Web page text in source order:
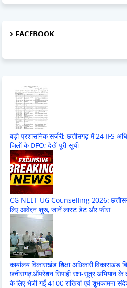
FACEBOOK
बड़ी प्रशासनिक सर्जरी: छत्तीसगढ़ में 24 IFS
जिलों के DFO; देखें पूरी सूची
CG NEET UG Counselling 2026:
लिए आवेदन शुरू, जानें लास्ट डेट और फीस!
कार्यालय विकासखंड शिक्षा अधिकारी विकासखंड
छत्तीसगढ़,ऑपरेशन सिपाही रक्षा-सूत्र अभियान
के लिए भेजी गईं 4100 राखियां एवं शुभकामना